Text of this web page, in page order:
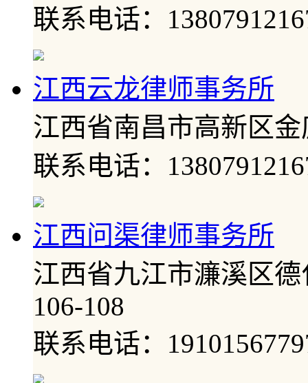
联系电话：
江西云龙律师事务所
江西省南昌市高新区
联系电话：
江西问渠律师事务所
江西省九江市濂溪区
106-108
联系电话：